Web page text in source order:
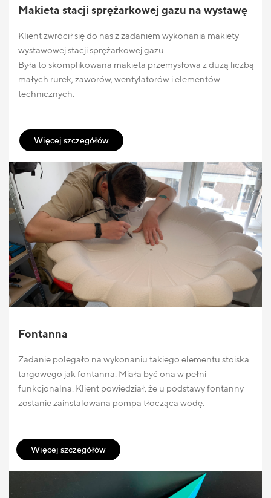
Makieta stacji sprężarkowej gazu na wystawę
Klient zwrócił się do nas z zadaniem wykonania makiety
wystawowej stacji sprężarkowej gazu.
Była to skomplikowana makieta przemysłowa z dużą liczbą
małych rurek, zaworów, wentylatorów i elementów
technicznych.
Więcej szczegółów
Fontanna
Zadanie polegało na wykonaniu takiego elementu stoiska
targowego jak fontanna. Miała być ona w pełni
funkcjonalna. Klient powiedział, że u podstawy fontanny
zostanie zainstalowana pompa tłocząca wodę.
Więcej szczegółów